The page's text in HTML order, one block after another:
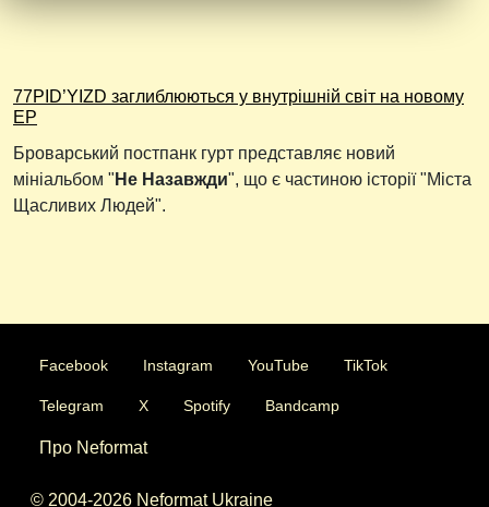
77PID’YIZD заглиблюються у внутрішній світ на новому
EP
Броварський постпанк гурт представляє новий
мініальбом " Не Назавжди", що є частиною історії "Міста
Щасливих Людей".
Facebook Instagram YouTube TikTok
Telegram X Spotify Bandcamp
Про Neformat
© 2004-2026 Neformat Ukraine